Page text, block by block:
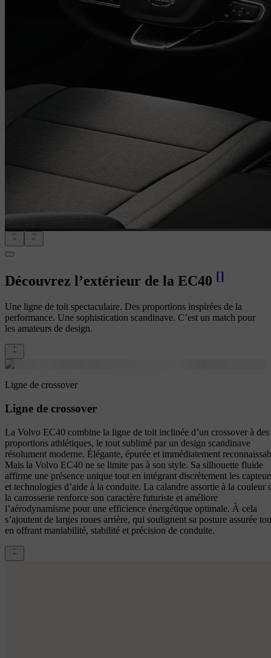
Découvrez l’extérieur de la EC40 []
Une ligne de toit spectaculaire. Des proportions inspirées de la
performance. Une sophistication scandinave. C’est un match pour
les amateurs de design.
Ligne de crossover
Ligne de crossover
La Volvo EC40 combine la ligne de toit inclinée d’un crossover à des
proportions athlétiques, le tout sublimé par un design scandinave
résolument moderne. Élégante, épurée et immédiatement
Mais la Volvo EC40 ne se limite pas à son style. Sa silhouette fluide
affirme une présence unique tout en intégrant discrètement les
et technologies d’aide à la conduite. La calandre assortie à la couleur
la carrosserie renforce son caractère futuriste et améliore
l’aérodynamisme pour une efficience énergétique optimale. À cela
s’ajoutent de larges roues arrière, qui soulignent sa posture assurée
en offrant maniabilité, stabilité et précision de conduite.